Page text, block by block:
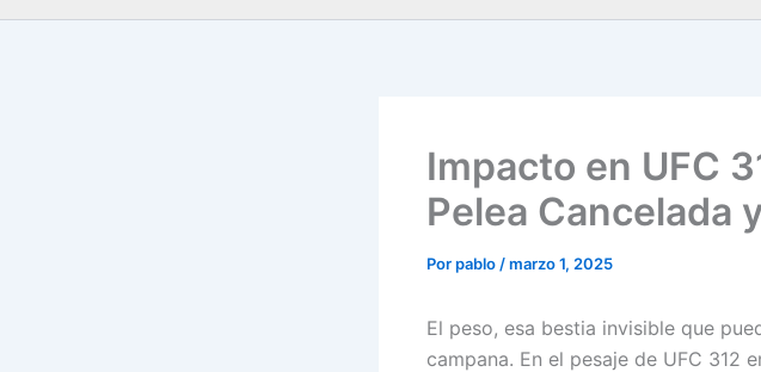
Impacto en UFC
Pelea Cancelada
Porpablo /marzo 1, 2025
El peso, esa bestia invisible que
campana. En el pesaje de UFC 312